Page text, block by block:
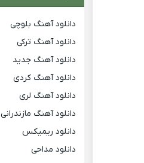
دانلود آهنگ بلوچی
دانلود آهنگ ترکی
دانلود آهنگ جدید
دانلود آهنگ کردی
دانلود آهنگ لری
دانلود آهنگ مازندرانی
دانلود ریمیکس
دانلود مداحی